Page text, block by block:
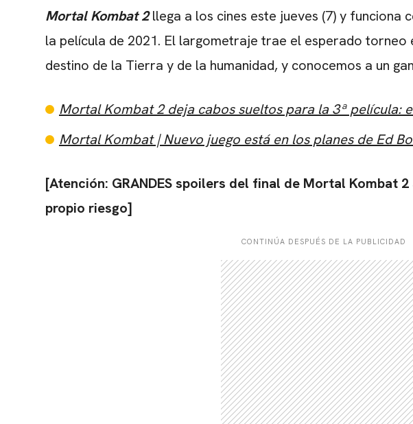
Mortal Kombat 2llega a los cines este jueves (7) y funciona
la película de 2021. El largometraje trae el esperado torneo
destino de la Tierra y de la humanidad, y conocemos a un
Mortal Kombat 2 deja cabos sueltos para la 3ª película:
Mortal Kombat | Nuevo juego está en los planes de Ed
[Atención: GRANDES spoilers del final de Mortal Kombat
propio riesgo]
CONTINÚA DESPUÉS DE LA PUBLICIDAD